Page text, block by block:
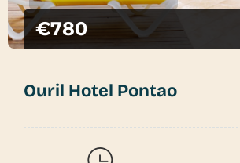
€780
Ouril Hotel Pontao